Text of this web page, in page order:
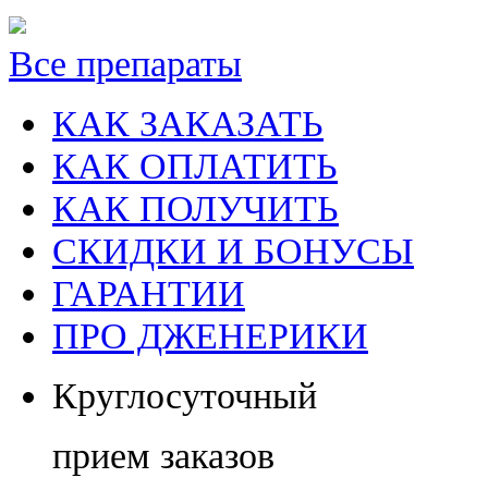
Все препараты
КАК ЗАКАЗАТЬ
КАК ОПЛАТИТЬ
КАК ПОЛУЧИТЬ
СКИДКИ И БОНУСЫ
ГАРАНТИИ
ПРО ДЖЕНЕРИКИ
Круглосуточный
прием заказов